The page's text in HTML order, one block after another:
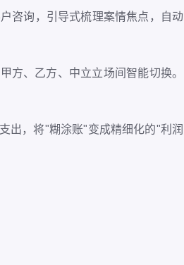
咨询，引导式梳理案情焦点，自动
方、乙方、中立立场间智能切换。
出，将"糊涂账"变成精细化的"利润